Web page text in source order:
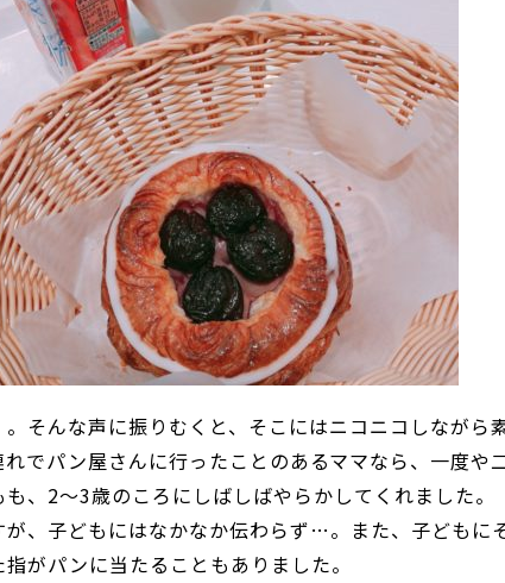
。そんな声に振りむくと、そこにはニコニコしながら
でパン屋さんに行ったことのあるママなら、一度や
、2～3歳のころにしばしばやらかしてくれました。
、子どもにはなかなか伝わらず…。また、子どもに
がパンに当たることもありました。